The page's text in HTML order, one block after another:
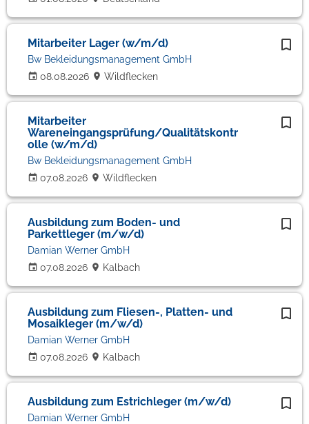
Mitarbeiter Lager (w/m/d)
08.08.2026
Bw Bekleidungsmanagement GmbH
Wildflecken
Mitarbeiter
Wareneingangsprüfung/Qualitätskontr
olle (w/m/d)
07.08.2026
Bw Bekleidungsmanagement GmbH
Wildflecken
Ausbildung zum Boden- und
Parkettleger (m/w/d)
07.08.2026
Damian Werner GmbH
Kalbach
Ausbildung zum Fliesen-, Platten- und
Mosaikleger (m/w/d)
07.08.2026
Damian Werner GmbH
Kalbach
Ausbildung zum Estrichleger (m/w/d)
Damian Werner GmbH